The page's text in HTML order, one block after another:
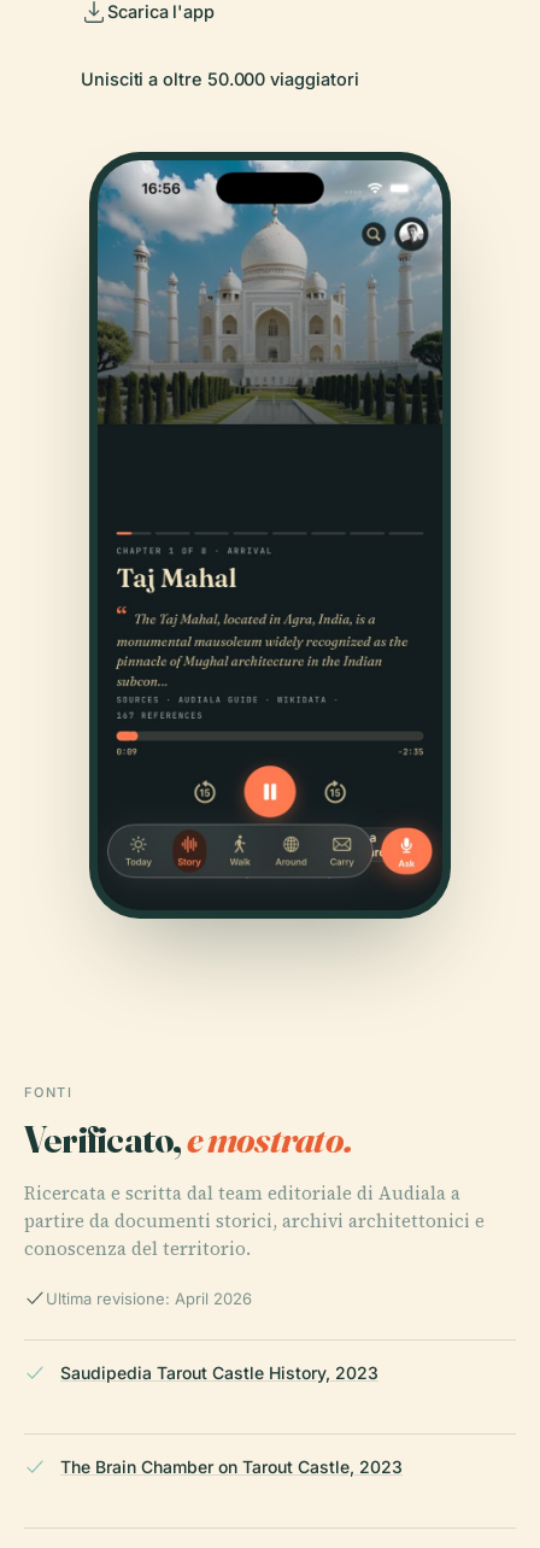
Scarica l'app
Unisciti a oltre 50.000 viaggiatori
FONTI
Verificato,e mostrato.
Ricercata e scritta dal team editoriale di Audiala a
partire da documenti storici, archivi architettonici e
conoscenza del territorio.
Ultima revisione: April 2026
Saudipedia Tarout Castle History, 2023
The Brain Chamber on Tarout Castle, 2023